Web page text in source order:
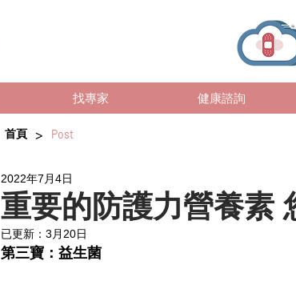
找專家 健康諮詢
首頁 > Post
重要的防護力營養素
2022年7月4日
已更新： 3月20日
第三寶：益生菌